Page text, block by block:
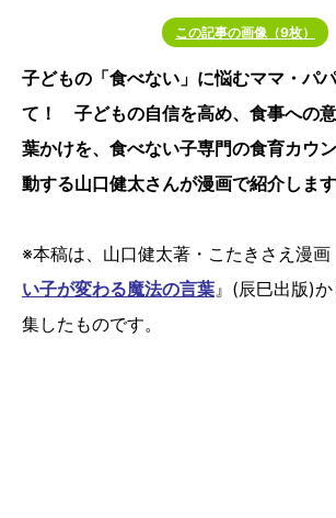
この記事の画像（9枚）
子どもの「食べない」に悩むママ・パ
て！ 子どもの自信を高め、食事への
葉かけを、食べない子専門の食育カウ
動する山口健太さんが漫画で紹介します
※本稿は、山口健太著・こたきさえ漫画
い子が変わる魔法の言葉 』(辰巳出版)
集したものです。